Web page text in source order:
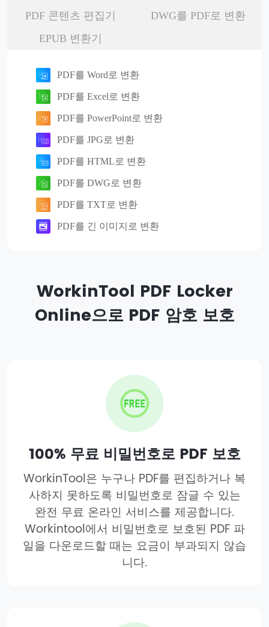
PDF 콘텐츠 편집기
DWG를 PDF로 변환
EPUB 변환기
PDF를 Word로 변환
PDF를 Excel로 변환
PDF를 PowerPoint로 변환
PDF를 JPG로 변환
PDF를 HTML로 변환
PDF를 DWG로 변환
PDF를 TXT로 변환
PDF를 긴 이미지로 변환
WorkinTool PDF Locker
Online으로 PDF 암호 보호
100% 무료 비밀번호로 PDF 보호
WorkinTool은 누구나 PDF를 편집하거나 복
사하지 못하도록 비밀번호로 잠글 수 있는
완전 무료 온라인 서비스를 제공합니다.
Workintool에서 비밀번호로 보호된 PDF 파
일을 다운로드할 때는 요금이 부과되지 않습
니다.